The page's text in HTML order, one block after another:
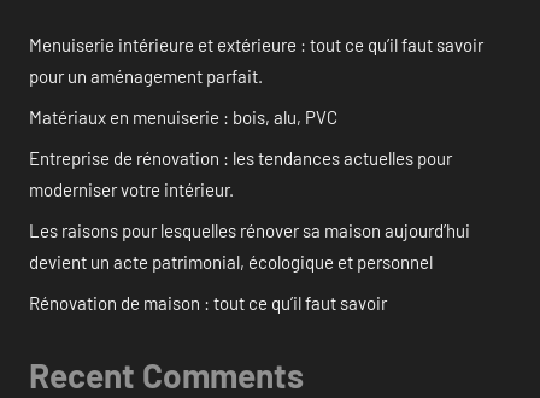
Menuiserie intérieure et extérieure : tout ce qu’il faut savoir
pour un aménagement parfait.
Matériaux en menuiserie : bois, alu, PVC
Entreprise de rénovation : les tendances actuelles pour
moderniser votre intérieur.
Les raisons pour lesquelles rénover sa maison aujourd’hui
devient un acte patrimonial, écologique et personnel
Rénovation de maison : tout ce qu’il faut savoir
Recent Comments